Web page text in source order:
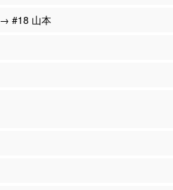
#18 山本